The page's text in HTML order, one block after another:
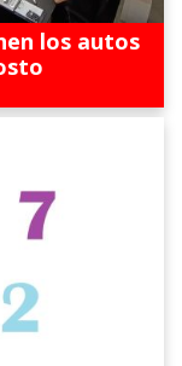
los autos